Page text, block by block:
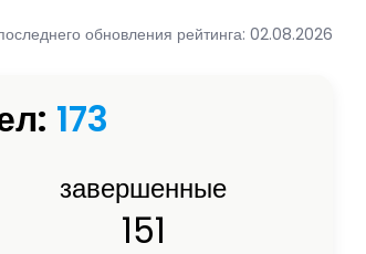
обновления рейтинга: 02.08.2026
173
завершенные
151